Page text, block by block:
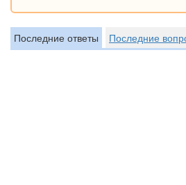
Последние ответы Последние